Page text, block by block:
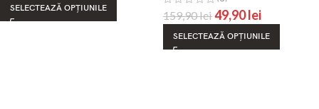
SELECTEAZĂ OPȚIUNILE
159,90lei49,90lei
SELECTEAZĂ OPȚIUNILE